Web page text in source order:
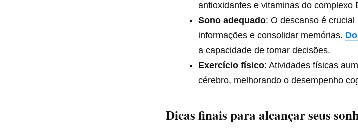
antioxidantes e vitaminas do complexo
Sono adequado: O descanso é
informações e consolidar memórias.
a capacidade de tomar decisões.
Exercício físico: Atividades físicas
cérebro, melhorando o desempenho
Dicas finais para alcançar seus